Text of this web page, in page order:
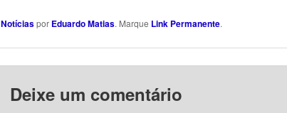
Notíciaspor Eduardo Matias. Marque Link Permanente.
Deixe um comentário